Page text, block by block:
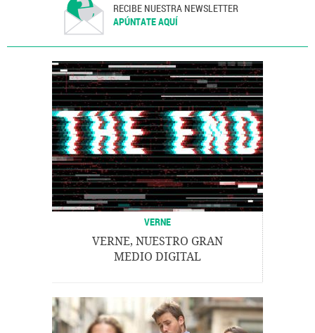
RECIBE NUESTRA NEWSLETTER
APÚNTATE AQUÍ
VERNE
VERNE, NUESTRO GRAN
MEDIO DIGITAL